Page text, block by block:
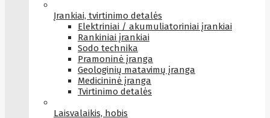
Įrankiai, tvirtinimo detalės
Elektriniai / akumuliatoriniai įrankiai
Rankiniai įrankiai
Sodo technika
Pramoninė įranga
Geologinių matavimų įranga
Medicininė įranga
Tvirtinimo detalės
Laisvalaikis, hobis